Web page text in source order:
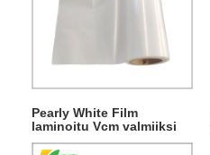
Pearly White Film
laminoitu Vcm valmiiksi
maalattu teräs